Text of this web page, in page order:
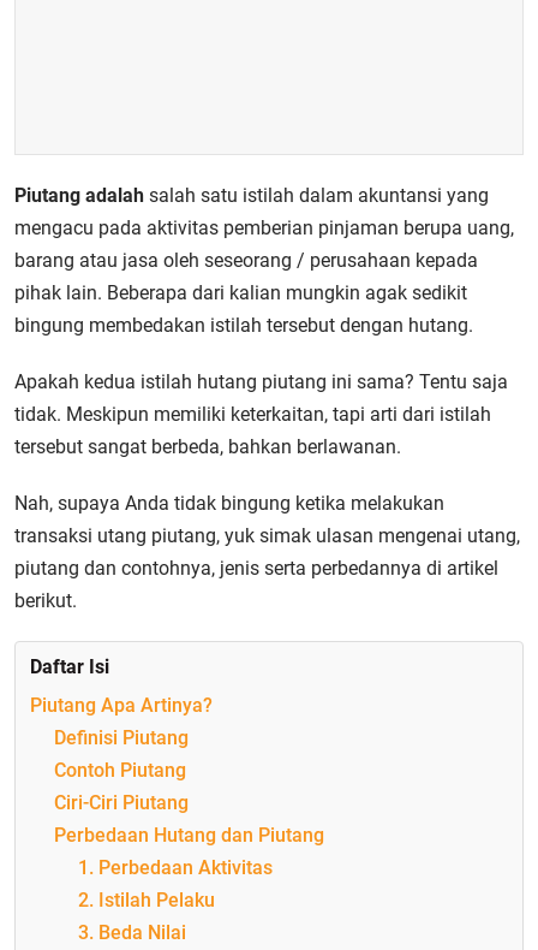
Piutang adalah salah satu istilah dalam akuntansi yang
mengacu pada aktivitas pemberian pinjaman berupa uang,
barang atau jasa oleh seseorang / perusahaan kepada
pihak lain. Beberapa dari kalian mungkin agak sedikit
bingung membedakan istilah tersebut dengan hutang.
Apakah kedua istilah hutang piutang ini sama? Tentu saja
tidak. Meskipun memiliki keterkaitan, tapi arti dari istilah
tersebut sangat berbeda, bahkan berlawanan.
Nah, supaya Anda tidak bingung ketika melakukan
transaksi utang piutang, yuk simak ulasan mengenai utang,
piutang dan contohnya, jenis serta perbedannya di artikel
berikut.
Daftar Isi
Piutang Apa Artinya?
Definisi Piutang
Contoh Piutang
Ciri-Ciri Piutang
Perbedaan Hutang dan Piutang
1. Perbedaan Aktivitas
2. Istilah Pelaku
3. Beda Nilai